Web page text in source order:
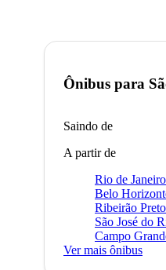
Ônibus para
Saindo de
A partir de
Rio de Janeiro
Belo
Ribeirão Preto
São José do
Campo
Ver mais ônibus